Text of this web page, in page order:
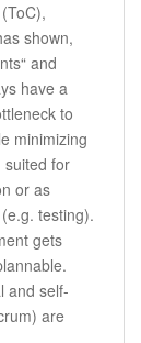
shown,
and
have a
to
minimizing
suited for
or as
testing).
gets
and self-
are